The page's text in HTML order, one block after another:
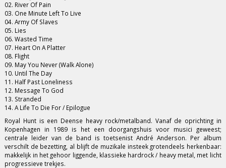
02. River Of Pain
03. One Minute Left To Live
04. Army Of Slaves
05. Lies
06. Wasted Time
07. Heart On A Platter
08. Flight
09. May You Never (Walk Alone)
10. Until The Day
11. Half Past Loneliness
12. Message To God
13. Stranded
14. A Life To Die For / Epilogue
Royal Hunt is een Deense heavy rock/metalband. Vanaf de oprichting in
Kopenhagen in 1989 is het een doorgangshuis voor musici geweest;
centrale leider van de band is toetsenist André Anderson. Per album
verschilt de bezetting, al blijft de muzikale insteek grotendeels herkenbaar:
makkelijk in het gehoor liggende, klassieke hardrock / heavy metal, met licht
progressieve trekjes.